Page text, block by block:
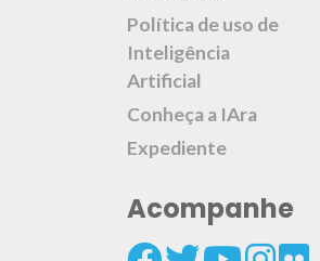
Política de uso de
Inteligência
Artificial
Conheça a IAra
Expediente
Acompanhe